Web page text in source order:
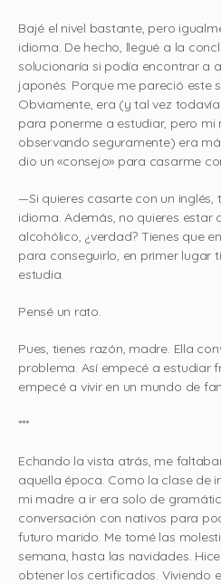
Bajé el nivel bastante, pero
idioma. De hecho, llegué a la
solucionaría si podía encontrar a
japonés. Porque me pareció este
Obviamente, era (y tal vez
para ponerme a estudiar, pero
observando seguramente) era
dio un «consejo» para casarme
—Si quieres casarte con un inglés,
idioma. Además, no quieres estar
alcohólico, ¿verdad? Tienes que
para conseguirlo, en primer lugar
estudia.
Pensé un rato.
Pues, tienes razón, madre. Ella
problema. Así empecé a estudiar
empecé a vivir en un mundo de
***
Echando la vista atrás, me
aquella época. Como la clase de
mi madre a ir era solo de
conversación con nativos para
futuro marido. Me tomé las
semana, hasta las navidades.
obtener los certificados. Viviendo